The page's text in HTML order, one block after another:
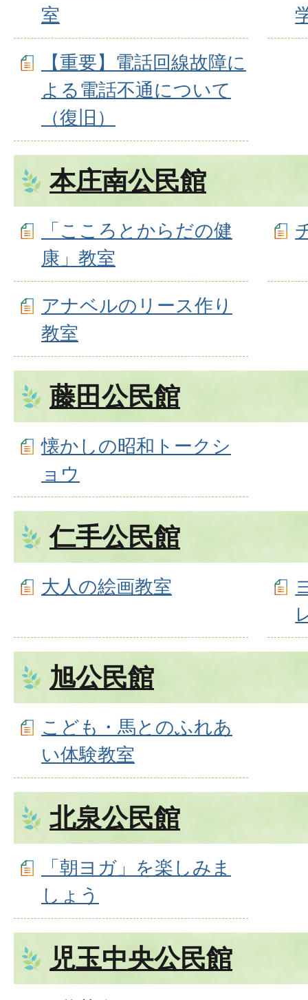
室
【重要】電話回線故障に
よる電話不通について
（復旧）
本庄南公民館
「こころとからだの健
康」教室
アナベルのリース作り
教室
藤田公民館
懐かしの昭和トークシ
ョウ
仁手公民館
大人の絵画教室
旭公民館
こども・馬とのふれあ
い体験教室
北泉公民館
「朝ヨガ」を楽しみま
しょう
児玉中央公民館